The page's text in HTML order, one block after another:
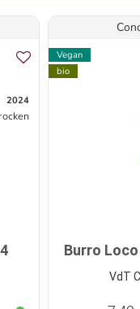
2024
Vegan
bio
Burro
VdT